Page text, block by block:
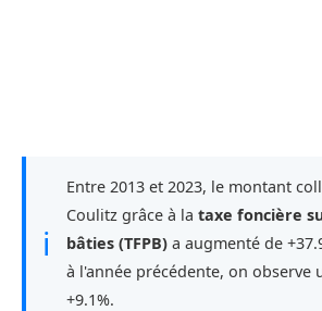
ℹ
Entre 2013 et 2023, le montant
Coulitz grâce à la taxe foncière
bâties (TFPB) a augmenté de
à l'année précédente, on observe
+9.1%.